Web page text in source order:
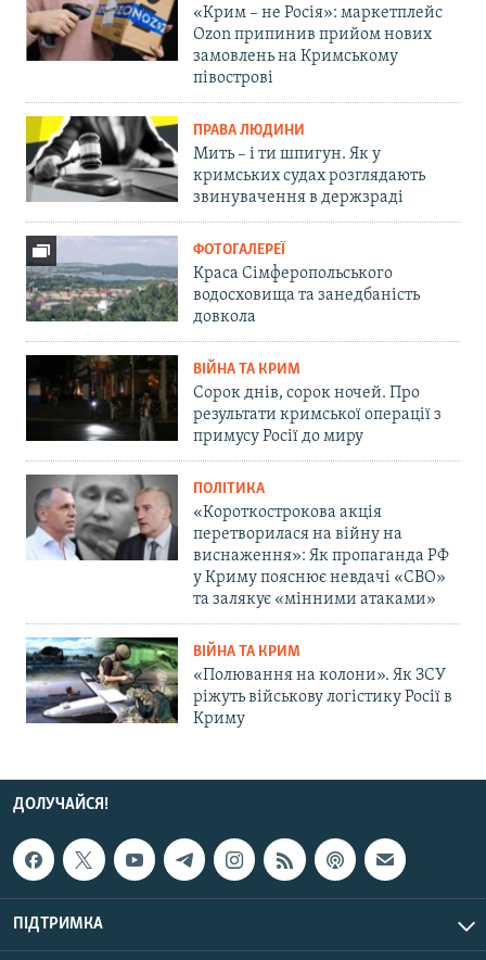
«Крим – не Росія»: маркетплейс
Ozon припинив прийом нових
замовлень на Кримському
півострові
ПРАВА ЛЮДИНИ
Мить – і ти шпигун. Як у
кримських судах розглядають
звинувачення в держзраді
ФОТОГАЛЕРЕЇ
Краса Сімферопольського
водосховища та занедбаність
довкола
ВІЙНА ТА КРИМ
Сорок днів, сорок ночей. Про
результати кримської операції з
примусу Росії до миру
ПОЛІТИКА
«Короткострокова акція
перетворилася на війну на
виснаження»: Як пропаганда РФ
у Криму пояснює невдачі «СВО»
та залякує «мінними атаками»
ВІЙНА ТА КРИМ
«Полювання на колони». Як ЗСУ
ріжуть військову логістику Росії в
Криму
ДОЛУЧАЙСЯ!
ПІДТРИМКА